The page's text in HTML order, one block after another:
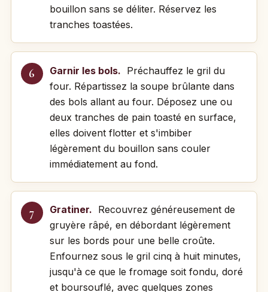
bouillon sans se déliter. Réservez les
tranches toastées.
Garnir les bols. Préchauffez le gril du
four. Répartissez la soupe brûlante dans
des bols allant au four. Déposez une ou
deux tranches de pain toasté en surface,
elles doivent flotter et s'imbiber
légèrement du bouillon sans couler
immédiatement au fond.
Gratiner. Recouvrez généreusement de
gruyère râpé, en débordant légèrement
sur les bords pour une belle croûte.
Enfournez sous le gril cinq à huit minutes,
jusqu'à ce que le fromage soit fondu, doré
et boursouflé, avec quelques zones